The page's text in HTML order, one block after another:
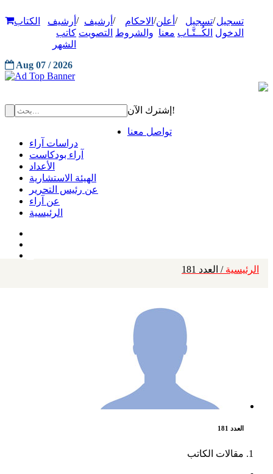
تسجيل
الدخول
/تسجيل
الكُــتَّـاب
/ أعلن
معنا
/ الاحكام
والشروط
/ أرشيف
التصويت
/ أرشيف
كاتب
الشهر
الكتاب
Aug 07 / 2026
إشترك الآن!
تواصل معنا
دراسات آراء
آراء بودكاست
الأعداد
الهيئة الاستشارية
عن رئيس التحرير
عن آراء
الرئيسية
الرئيسية / العدد 181
العدد 181
مقالات الكاتب